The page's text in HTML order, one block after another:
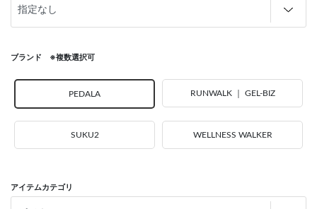
ブランド ※複数選択可
PEDALA RUNWALK ｜ GEL-BIZ
SUKU2 WELLNESS WALKER
アイテムカテゴリ